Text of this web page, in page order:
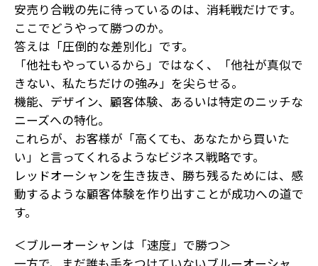
安売り合戦の先に待っているのは、消耗戦だけです。
ここでどうやって勝つのか。
答えは「圧倒的な差別化」です。
「他社もやっているから」ではなく、「他社が真似で
きない、私たちだけの強み」を尖らせる。
機能、デザイン、顧客体験、あるいは特定のニッチな
ニーズへの特化。
これらが、お客様が「高くても、あなたから買いた
い」と言ってくれるようなビジネス戦略です。
レッドオーシャンを生き抜き、勝ち残るためには、感
動するような顧客体験を作り出すことが成功への道で
す。
＜ブルーオーシャンは「速度」で勝つ＞